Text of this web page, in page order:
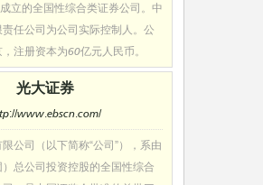
立的全国性综合类证券公司。中
任公司为公司实际控制人。公
注册资本为60亿元人民币。
光大证券
www.ebscn.com/
公司（以下简称“公司”），系由
总公司投资控股的全国性综合